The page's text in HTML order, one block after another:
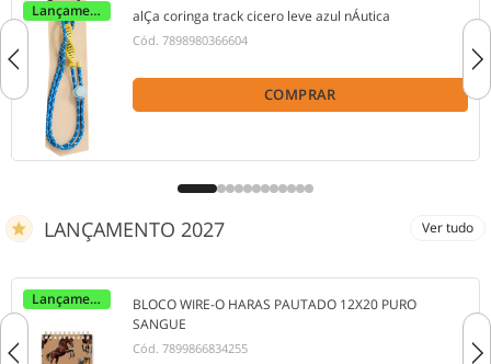
Lançamento alÇa coringa track cicero leve azul nÁutica
Cód. 7898980366604
COMPRAR
LANÇAMENTO 2027 Ver tudo
Lançamento
BLOCO WIRE-O HARAS PAUTADO 12X20 PURO
SANGUE
Cód. 7899866834255